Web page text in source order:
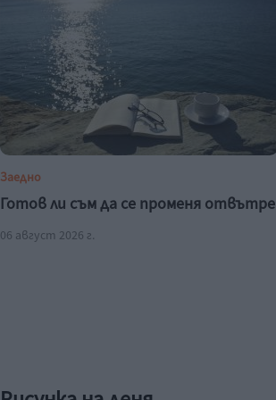
Заедно
Готов ли съм да се променя отвътре
06 август 2026 г.